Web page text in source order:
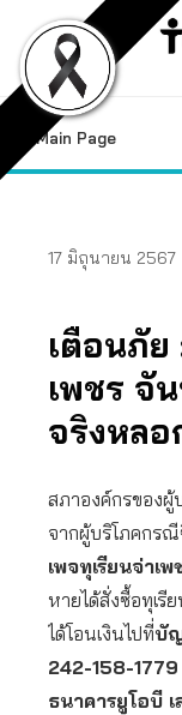
content
Main Page
17 มิถุนายน 2567
เตือนภัย
เพชร จั
จริงหลอ
สภาองค์กรของผู้
จากผู้บริโภคกร
เพจทุเรียนจ่าเ
หายได้สั่งซื้อทุเรี
ได้โอนเงินไปที่บั
242-158-
ธนาคารยูโอบี